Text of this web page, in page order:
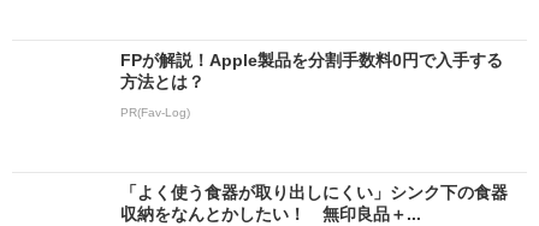
FPが解説！Apple製品を分割手数料0円で入手する
方法とは？
PR(Fav-Log)
「よく使う食器が取り出しにくい」シンク下の食器
収納をなんとかしたい！ 無印良品＋...